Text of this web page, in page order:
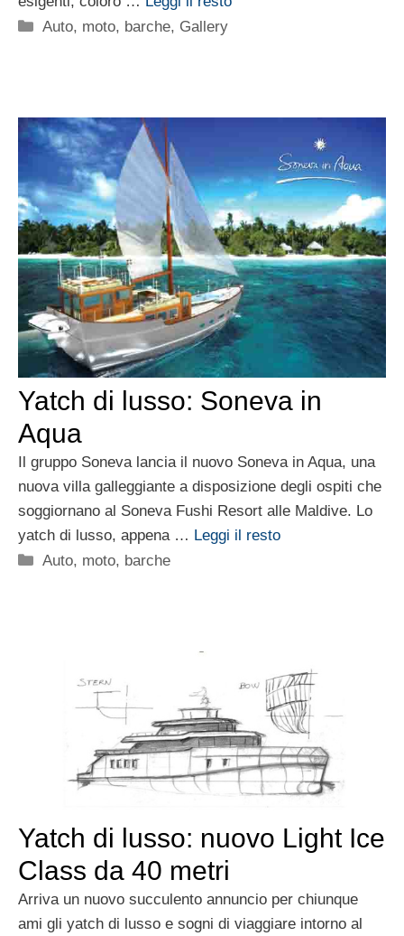
Categorie
Auto, moto, barche, Gallery
Yatch di lusso: Soneva in
Aqua
Il gruppo Soneva lancia il nuovo Soneva in Aqua, una
nuova villa galleggiante a disposizione degli ospiti che
soggiornano al Soneva Fushi Resort alle Maldive. Lo
yatch di lusso, appena … Leggi il resto
Categorie
Auto, moto, barche
Yatch di lusso: nuovo Light Ice
Class da 40 metri
Arriva un nuovo succulento annuncio per chiunque
ami gli yatch di lusso e sogni di viaggiare intorno al